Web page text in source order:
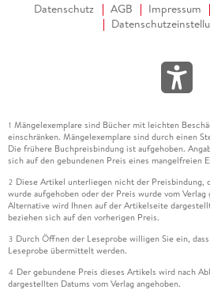
Datenschutz AGB Impressum
1 Mängelexemplare sind Bücher mit leichten
einschränken. Mängelexemplare sind durch einen
Die frühere Buchpreisbindung ist aufgehoben.
sich auf den gebundenen Preis eines mangelfreien
2 Diese Artikel unterliegen nicht der Preisbindung,
wurde aufgehoben oder der Preis wurde vom
Alternative wird Ihnen auf der Artikelseite
beziehen sich auf den vorherigen Preis.
3 Durch Öffnen der Leseprobe willigen Sie ein,
Leseprobe übermittelt werden.
4 Der gebundene Preis dieses Artikels wird nach
dargestellten Datums vom Verlag angehoben.